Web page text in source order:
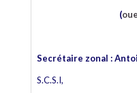
(
Secrétaire zonal :
S.C.S.I,